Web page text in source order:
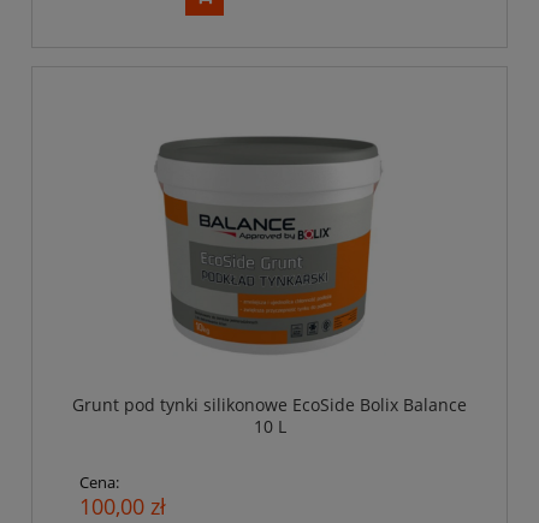
Grunt pod tynki silikonowe EcoSide Bolix Balance
10 L
Cena:
100,00 zł